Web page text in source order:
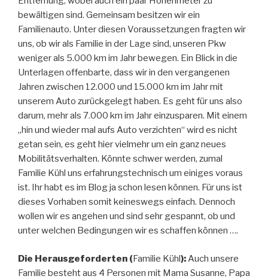
bewältigen sind. Gemeinsam besitzen wir ein
Familienauto. Unter diesen Voraussetzungen fragten wir
uns, ob wir als Familie in der Lage sind, unseren Pkw
weniger als 5.000 km im Jahr bewegen. Ein Blick in die
Unterlagen offenbarte, dass wir in den vergangenen
Jahren zwischen 12.000 und 15.000 km im Jahr mit
unserem Auto zurückgelegt haben. Es geht für uns also
darum, mehr als 7.000 km im Jahr einzusparen. Mit einem
„hin und wieder mal aufs Auto verzichten“ wird es nicht
getan sein, es geht hier vielmehr um ein ganz neues
Mobilitätsverhalten. Könnte schwer werden, zumal
Familie Kühl uns erfahrungstechnisch um einiges voraus
ist. Ihr habt es im Blog ja schon lesen können. Für uns ist
dieses Vorhaben somit keineswegs einfach. Dennoch
wollen wir es angehen und sind sehr gespannt, ob und
unter welchen Bedingungen wir es schaffen können ….
Die Herausgeforderten (Familie Kühl):Auch unsere
Familie besteht aus 4 Personen mit Mama Susanne, Papa